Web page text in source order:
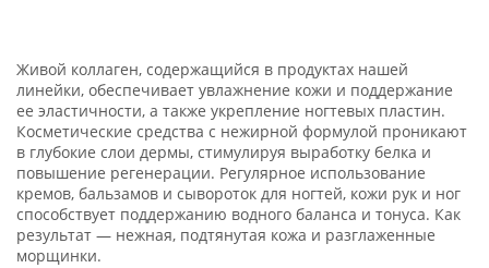
Живой коллаген, содержащийся в продуктах нашей
линейки, обеспечивает увлажнение кожи и поддержание
ее эластичности, а также укрепление ногтевых пластин.
Косметические средства с нежирной формулой проникают
в глубокие слои дермы, стимулируя выработку белка и
повышение регенерации. Регулярное использование
кремов, бальзамов и сывороток для ногтей, кожи рук и ног
способствует поддержанию водного баланса и тонуса. Как
результат — нежная, подтянутая кожа и разглаженные
морщинки.